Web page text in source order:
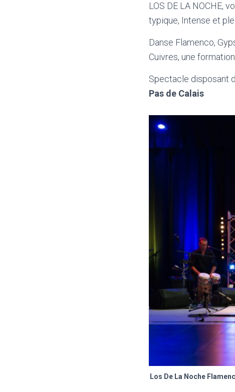
LOS DE LA NOCHE,
typique, Intense et
Danse Flamenco,
Cuivres, une
Spectacle disposant
Pas de Calais
Los De La Noche